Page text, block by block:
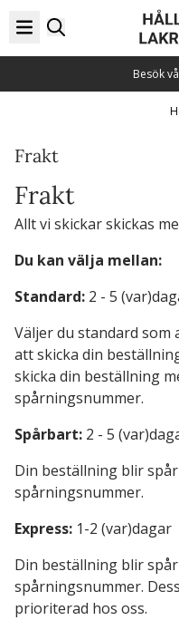
Hoppa till innehåll
Besök
Frakt
Frakt
Allt vi skickar skickas
Du kan välja mellan:
Standard: 2 - 5
Väljer du standard
att skicka din
skicka din beställning
spårningsnummer.
Spårbart: 2 - 5
Din beställning blir
spårningsnummer.
Express: 1-2 (var)dagar
Din beställning blir
spårningsnummer.
prioriterad hos oss.